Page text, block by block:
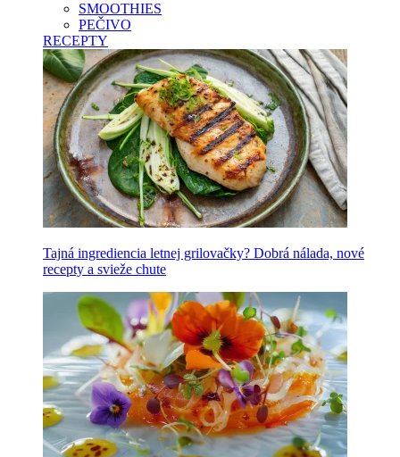
SMOOTHIES
PEČIVO
RECEPTY
Tajná ingrediencia letnej grilovačky? Dobrá nálada, nové
recepty a svieže chute